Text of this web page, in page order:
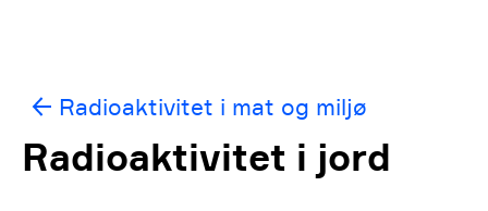
Radioaktivitet i mat og miljø
Radioaktivitet i jord